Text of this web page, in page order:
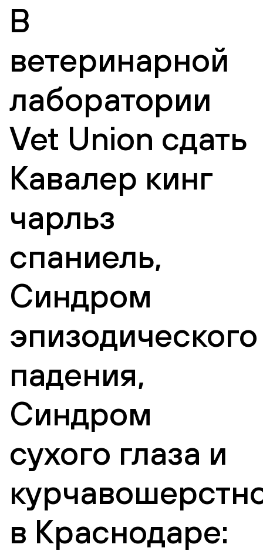
В
ветеринарной
лаборатории
Vet Union сдать
Кавалер кинг
чарльз
спаниель,
Синдром
эпизодического
падения,
Синдром
сухого глаза и
в Краснодаре: